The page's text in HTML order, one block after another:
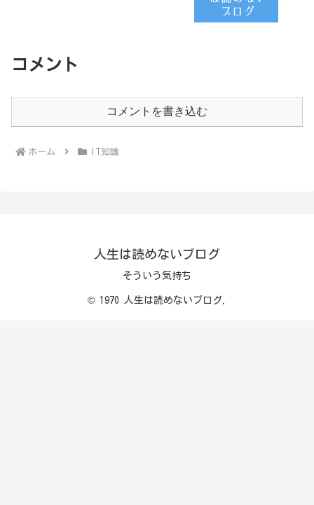
コメント
コメントを書き込む
ホーム IT知識
人生は読めないブログ
そういう気持ち
© 1970 人生は読めないブログ.